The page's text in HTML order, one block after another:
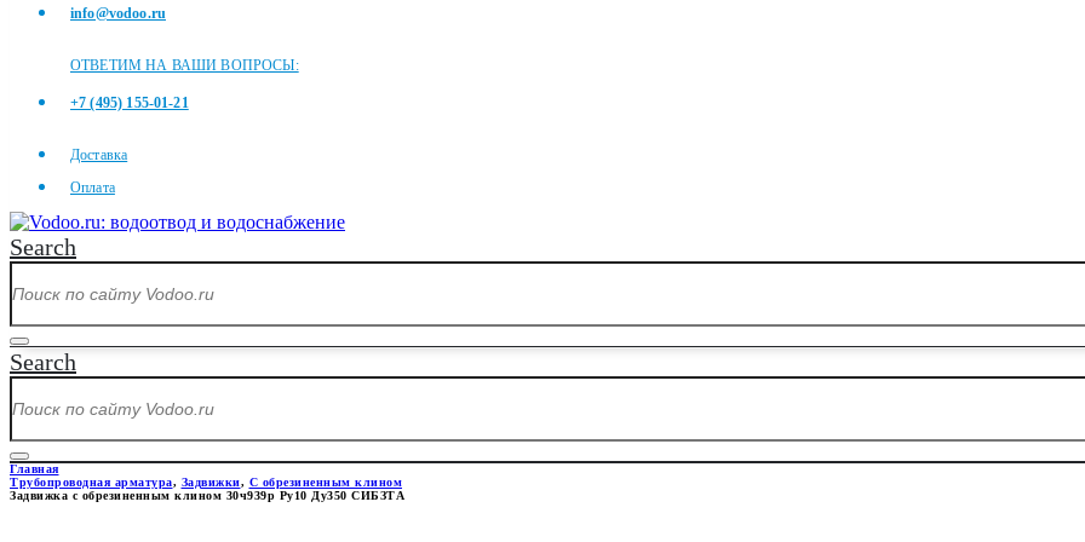
info@vodoo.ru
ОТВЕТИМ НА ВАШИ ВОПРОСЫ:
+7 (495) 155-01-21
Доставка
Оплата
Search
Search
Главная
Трубопроводная арматура, Задвижки, С обрезиненным клином
Задвижка с обрезиненным клином 30ч939р Ру10 Ду350 СИБЗТА